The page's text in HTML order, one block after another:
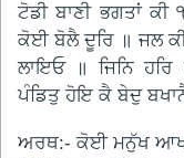
ਟੋਡੀ ਬਾਣੀ ਭਗਤਾਂ
ਕੋਈ ਬੋਲੈ ਦੂਰਿ ॥ ਜਲ
ਲਾਇਓ ॥ ਜਿਨਿ
ਪੰਡਿਤੁ ਹੋਇ ਕੈ ਬੇਦੁ
ਅਰਥ:- ਕੋਈ ਮਨੁੱਖ